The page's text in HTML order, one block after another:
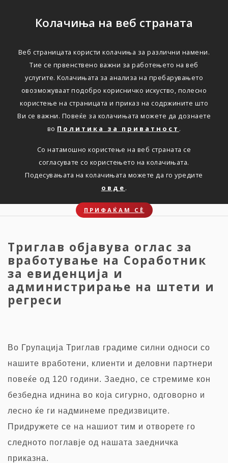
Колачиња на веб страната
Веб страницата користи колачиња за различни намени.
Тие се првенствено важни за работењето на веб
услугите. Колачињата за анализа на пребарувањето
овозможуваат подобро корисничко искуство, полесно
користење на страницата и приказ на содржините што
Ви се важни. Повеќе за колачињата можете да дознаете
во Политика за приватност .
Со натамошно користење на веб страната се
согласувате со користењето на колачињата.
Подесувањата на колачињата можете да го уредите
овде .
ПРИФАЌАМ СЀ
Триглав објавува оглас
за вработување на
Соработник за
евиденција и
администрирање на
штети и регреси
Оглас за вработување
Триглав објавува оглас за
вработување на Соработник
за евиденција и
администрирање на штети и
регреси
Во Групација Триглав градиме силни односи со
нашите вработени, клиенти и деловни партнери
повеќе од 120 години. Заедно, се стремиме кон
безбедна иднина во која сигурно, одговорно и
лесно ќе ги надминеме предизвиците.
Придружете се на нашиот тим и отворете го
следното поглавје од нашата заедничка
приказна.